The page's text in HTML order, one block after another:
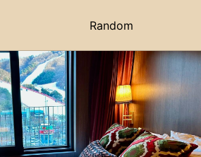
Random